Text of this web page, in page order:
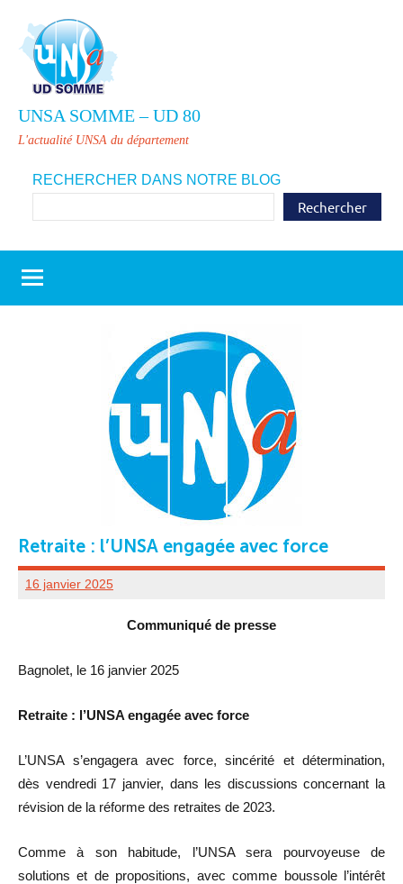
contenu
UNSA SOMME – UD 80
L'actualité UNSA du département
RECHERCHER DANS NOTRE BLOG
Rechercher
Retraite : l’UNSA engagée avec force
16 janvier 2025
UD
Communiqué de presse
Bagnolet, le 16 janvier 2025
Retraite : l’UNSA engagée avec force
L’UNSA s’engagera avec force, sincérité et détermination,
dès vendredi 17 janvier, dans les discussions concernant la
révision de la réforme des retraites de 2023.
Comme à son habitude, l’UNSA sera pourvoyeuse de
solutions et de propositions, avec comme boussole l’intérêt